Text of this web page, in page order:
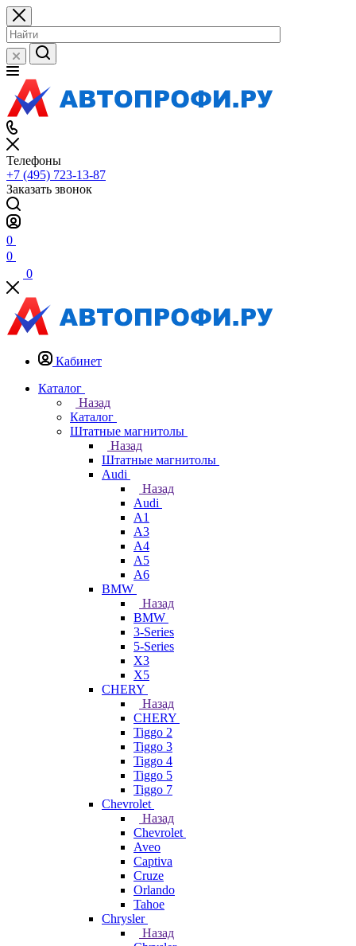
Телефоны
+7 (495) 723-13-87
Заказать звонок
0
0
0
Кабинет
Каталог
Назад
Каталог
Штатные магнитолы
Назад
Штатные магнитолы
Audi
Назад
Audi
A1
A3
A4
A5
A6
BMW
Назад
BMW
3-Series
5-Series
X3
X5
CHERY
Назад
CHERY
Tiggo 2
Tiggo 3
Tiggo 4
Tiggo 5
Tiggo 7
Chevrolet
Назад
Chevrolet
Aveo
Captiva
Cruze
Orlando
Tahoe
Chrysler
Назад